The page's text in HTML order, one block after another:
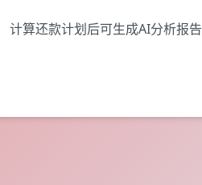
计算还款计划后可生成AI分析报告